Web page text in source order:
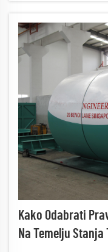
Kako Odabrati
Na Temelju